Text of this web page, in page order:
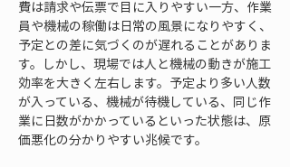
費は請求や伝票で目に入りやすい一方、作業
員や機械の稼働は日常の風景になりやすく、
予定との差に気づくのが遅れることがありま
す。しかし、現場では人と機械の動きが施工
効率を大きく左右します。予定より多い人数
が入っている、機械が待機している、同じ作
業に日数がかかっているといった状態は、原
価悪化の分かりやすい兆候です。